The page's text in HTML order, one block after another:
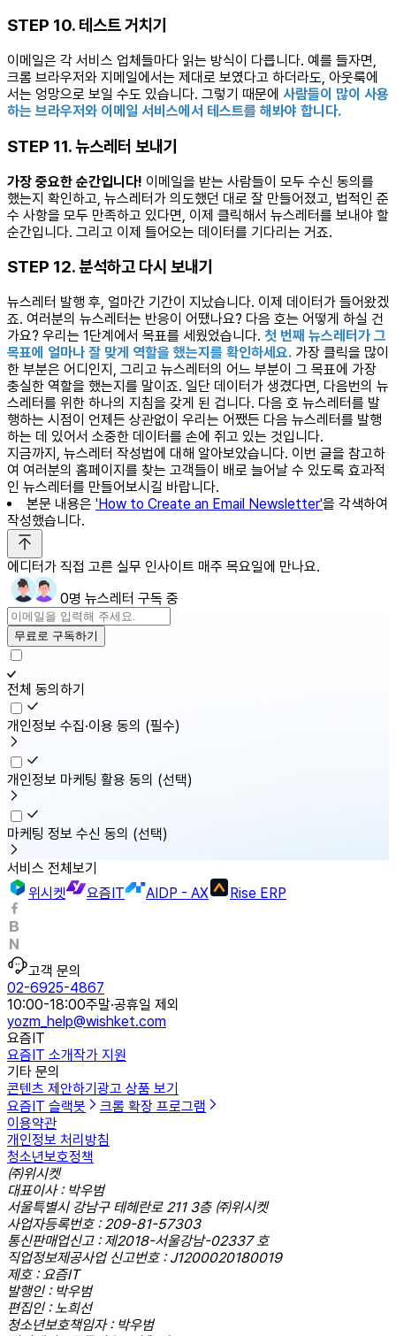
STEP 10. 테스트 거치기
이메일은 각 서비스 업체들마다 읽는 방식이 다릅니다. 예를 들자면,
크롬 브라우저와 지메일에서는 제대로 보였다고 하더라도, 아웃룩에
서는 엉망으로 보일 수도 있습니다. 그렇기 때문에 사람들이 많이 사용
하는 브라우저와 이메일 서비스에서 테스트를 해봐야 합니다.
STEP 11. 뉴스레터 보내기
가장 중요한 순간입니다! 이메일을 받는 사람들이 모두 수신 동의를
했는지 확인하고, 뉴스레터가 의도했던 대로 잘 만들어졌고, 법적인 준
수 사항을 모두 만족하고 있다면, 이제 클릭해서 뉴스레터를 보내야 할
순간입니다. 그리고 이제 들어오는 데이터를 기다리는 거죠.
STEP 12. 분석하고 다시 보내기
뉴스레터 발행 후, 얼마간 기간이 지났습니다. 이제 데이터가 들어왔겠
죠. 여러분의 뉴스레터는 반응이 어땠나요? 다음 호는 어떻게 하실 건
가요? 우리는 1단계에서 목표를 세웠었습니다. 첫 번째 뉴스레터가 그
목표에 얼마나 잘 맞게 역할을 했는지를 확인하세요. 가장 클릭을 많이
한 부분은 어디인지, 그리고 뉴스레터의 어느 부분이 그 목표에 가장
충실한 역할을 했는지를 말이죠. 일단 데이터가 생겼다면, 다음번의 뉴
스레터를 위한 하나의 지침을 갖게 된 겁니다. 다음 호 뉴스레터를 발
행하는 시점이 언제든 상관없이 우리는 어쨌든 다음 뉴스레터를 발행
하는 데 있어서 소중한 데이터를 손에 쥐고 있는 것입니다.
지금까지, 뉴스레터 작성법에 대해 알아보았습니다. 이번 글을 참고하
여 여러분의 홈페이지를 찾는 고객들이 배로 늘어날 수 있도록 효과적
인 뉴스레터를 만들어보시길 바랍니다.
본문 내용은 'How to Create an Email Newsletter'을 각색하여
작성했습니다.
에디터가 직접 고른 실무 인사이트 매주 목요일에 만나요.
0명 뉴스레터 구독 중
무료로 구독하기
전체 동의하기
개인정보 수집·이용 동의 (필수)
개인정보 마케팅 활용 동의 (선택)
마케팅 정보 수신 동의 (선택)
서비스 전체보기
위시켓
요즘IT AIDP - AX Rise ERP
고객 문의
02-6925-4867
10:00-18:00주말·공휴일 제외
yozm_help@wishket.com
요즘IT
요즘IT 소개작가 지원
기타 문의
콘텐츠 제안하기광고 상품 보기
요즘IT 슬랙봇
크롬 확장 프로그램
이용약관
개인정보 처리방침
청소년보호정책
㈜위시켓
대표이사 : 박우범
서울특별시 강남구 테헤란로 211 3층 ㈜위시켓
사업자등록번호 : 209-81-57303
통신판매업신고 : 제2018-서울강남-02337 호
직업정보제공사업 신고번호 : J1200020180019
제호 : 요즘IT
발행인 : 박우범
편집인 : 노희선
청소년보호책임자 : 박우범